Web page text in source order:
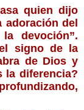
quien dijo
del
devoción”.
signo de la
de Dios y
la diferencia?